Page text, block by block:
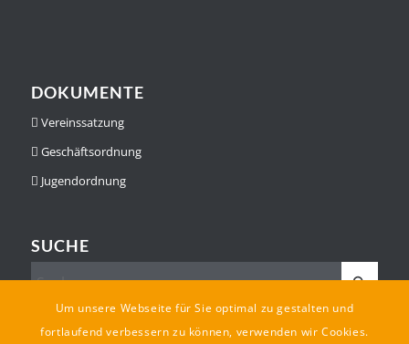
DOKUMENTE
Vereinssatzung
Geschäftsordnung
Jugendordnung
SUCHE
Um unsere Webseite für Sie optimal zu gestalten und
fortlaufend verbessern zu können, verwenden wir Cookies.